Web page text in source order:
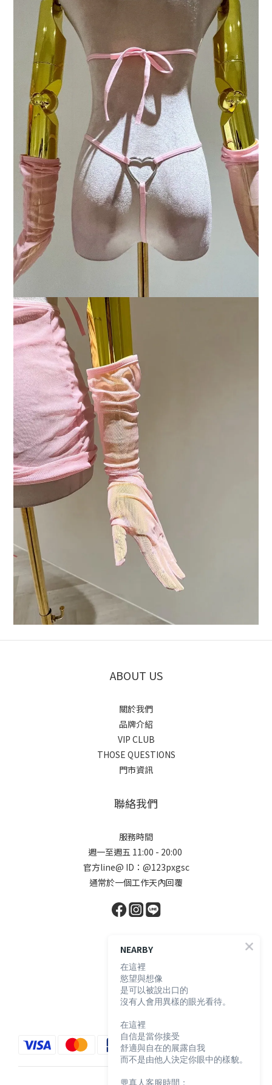
ABOUT US
關於我們
品牌介紹
VIP CLUB
THOSE QUESTIONS
門市資訊
聯絡我們
服務時間
週一至週五 11:00 - 20:00
官方line@ ID：@123pxgsc
通常於一個工作天內回覆
顧客服務
購物須知
退換貨說明
防詐騙宣導
NEARBY
在這裡
慾望與想像
是可以被說出口的
沒有人會用異樣的眼光看待。
在這裡
自信是當你接受
舒適與自在的展露自我
而不是由他人決定你眼中的樣貌。
💬真人客服時間：